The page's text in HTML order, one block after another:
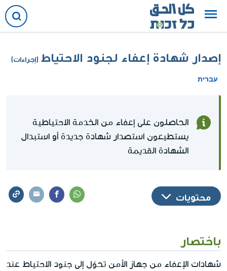
إصدار شهادة إعفاء لجنود الاحتياط (إجراءات)
עברית
الحاصلون على إعفاء من الخدمة الاحتياطية
يستطيعون استصدار شهادة جديدة أو استبدال
الشهادة القديمة
محتويات
باختصار
شهادات الإعفاء من جهاز الأمن تحوّل إلى جنود الاحتياط عند